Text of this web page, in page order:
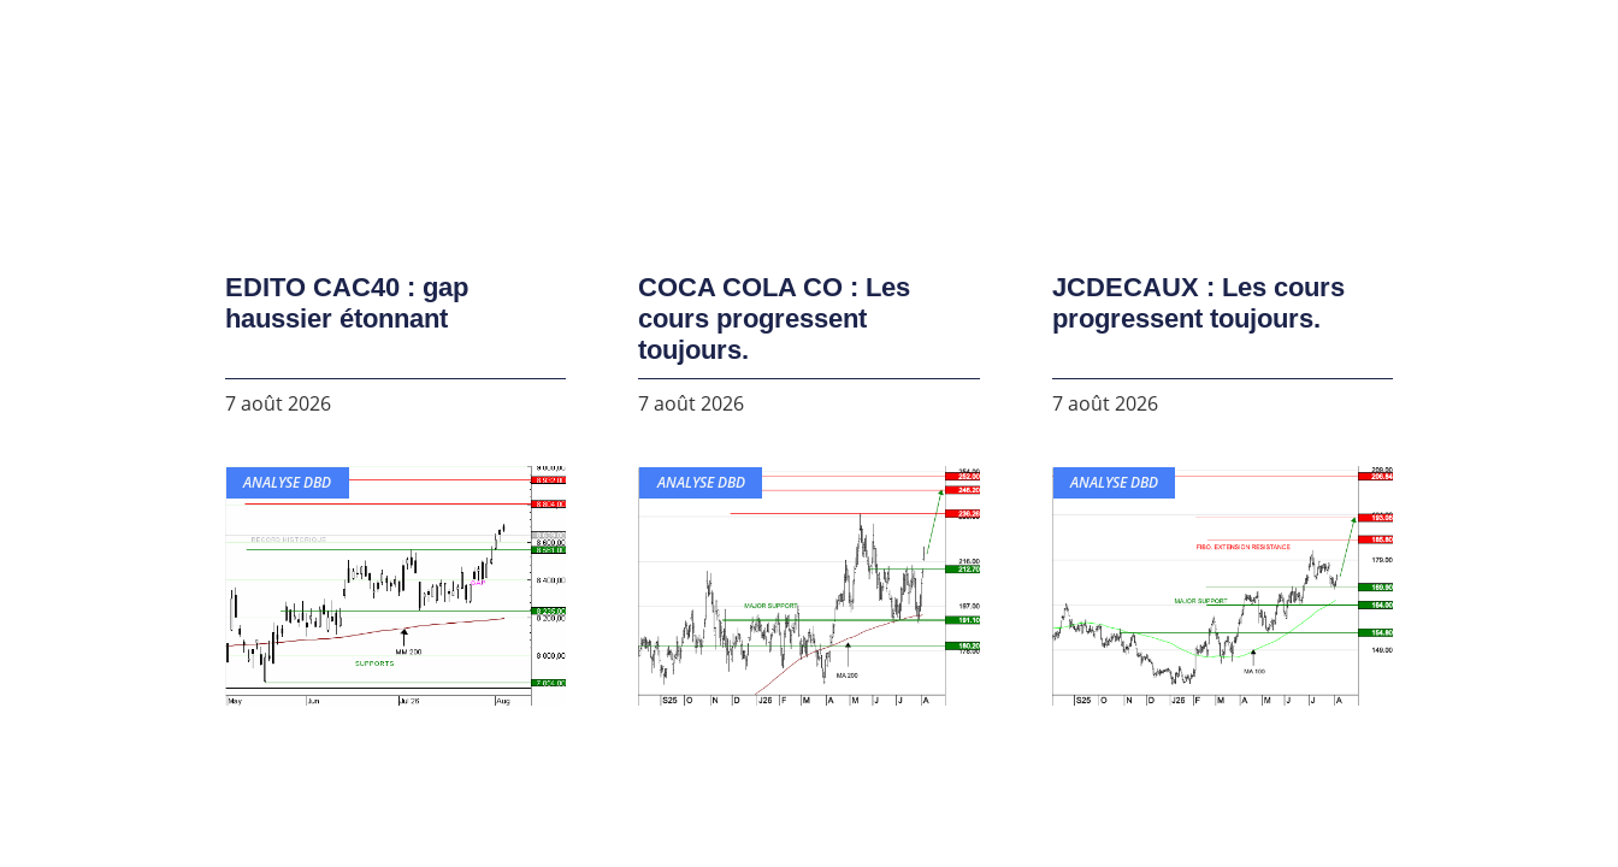
EDITO CAC40 : gap
haussier étonnant
7 août 2026
COCA COLA CO : Les
cours progressent
toujours.
7 août 2026
JCDECAUX : Les cours
progressent toujours.
7 août 2026
ANALYSE DBD ANALYSE DBD ANALYSE DBD